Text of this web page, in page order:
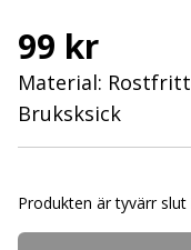
99 kr
Material: Rostfritt
Bruksksick
Produkten är tyvärr slut